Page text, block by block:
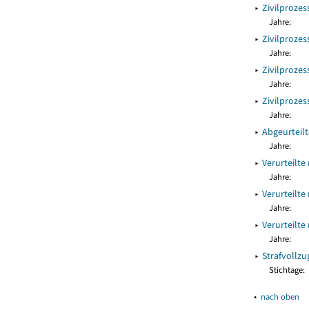
▸
Jahre:
▸
Jahre:
▸
Jahre:
▸
Jahre:
▸
Jahre:
▸ Verurteilte
Jahre:
▸ Verurteilte
Jahre:
▸ Verurteilte
Jahre:
▸
Stichtage:
▴ nach oben